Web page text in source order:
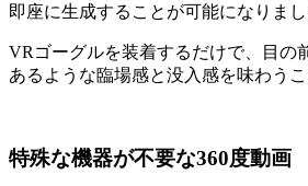
即座に生成することが可能になりまし
VRゴーグルを装着するだけで、目の
あるような臨場感と没入感を味わうこ
特殊な機器が不要な360度動画